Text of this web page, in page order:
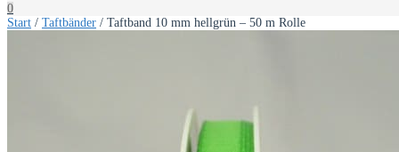
0
Start / Taftbänder / Taftband 10 mm hellgrün – 50 m Rolle